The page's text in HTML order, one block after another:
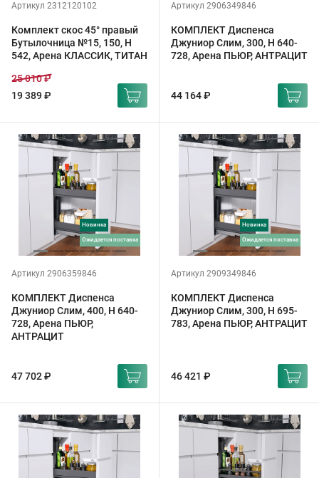
Артикул 2312120102
Комплект скос 45° правый
Бутылочница №15, 150, H
542, Арена КЛАССИК, ТИТАН
19 389 ₽
25 010 ₽
Артикул 2906349846
КОМПЛЕКТ Диспенса
Джуниор Слим, 300, H 640-
728, Арена ПЬЮР, АНТРАЦИТ
44 164 ₽
Новинка
ожидается поставка
Артикул 2906359846
КОМПЛЕКТ Диспенса
Джуниор Слим, 400, H 640-
728, Арена ПЬЮР,
АНТРАЦИТ
47 702 ₽
Новинка
ожидается поставка
Артикул 2909349846
КОМПЛЕКТ Диспенса
Джуниор Слим, 300, H 695-
783, Арена ПЬЮР, АНТРАЦИТ
46 421 ₽